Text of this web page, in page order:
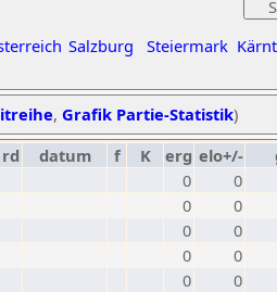
Salzburg Steiermark
, Grafik Partie-Statistik)
rd datum f K erg elo+/-
0
0
0
0
0
0
0
0
0
0